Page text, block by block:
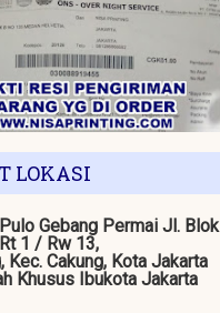
LOKASI
Gebang Permai Jl. Blok
1 / Rw 13,
Kec. Cakung, Kota Jakarta
Khusus Ibukota Jakarta